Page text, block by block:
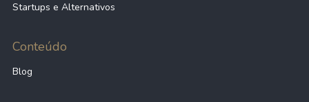
Startups e Alternativos
Conteúdo
Blog